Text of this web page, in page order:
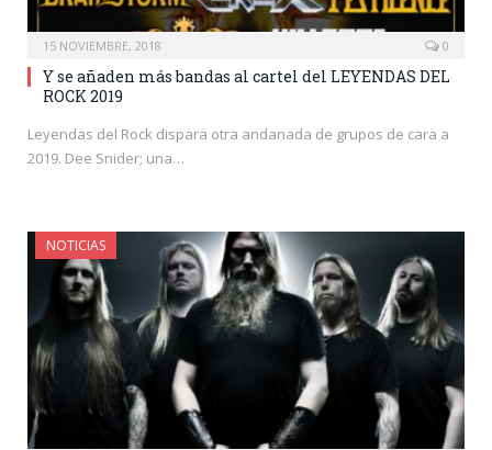
15 NOVIEMBRE, 2018 0
Y se añaden más bandas al cartel del LEYENDAS DEL
ROCK 2019
Leyendas del Rock dispara otra andanada de grupos de cara a
2019. Dee Snider; una…
NOTICIAS